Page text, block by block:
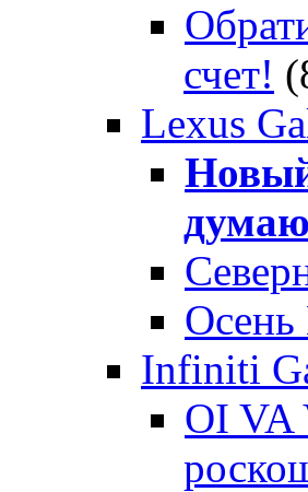
счет!
Lexus
Infiniti
OI VA